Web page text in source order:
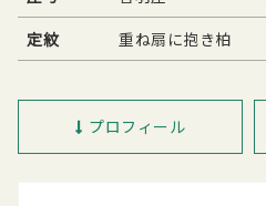
定紋
重ね扇に抱き柏
プロフィール